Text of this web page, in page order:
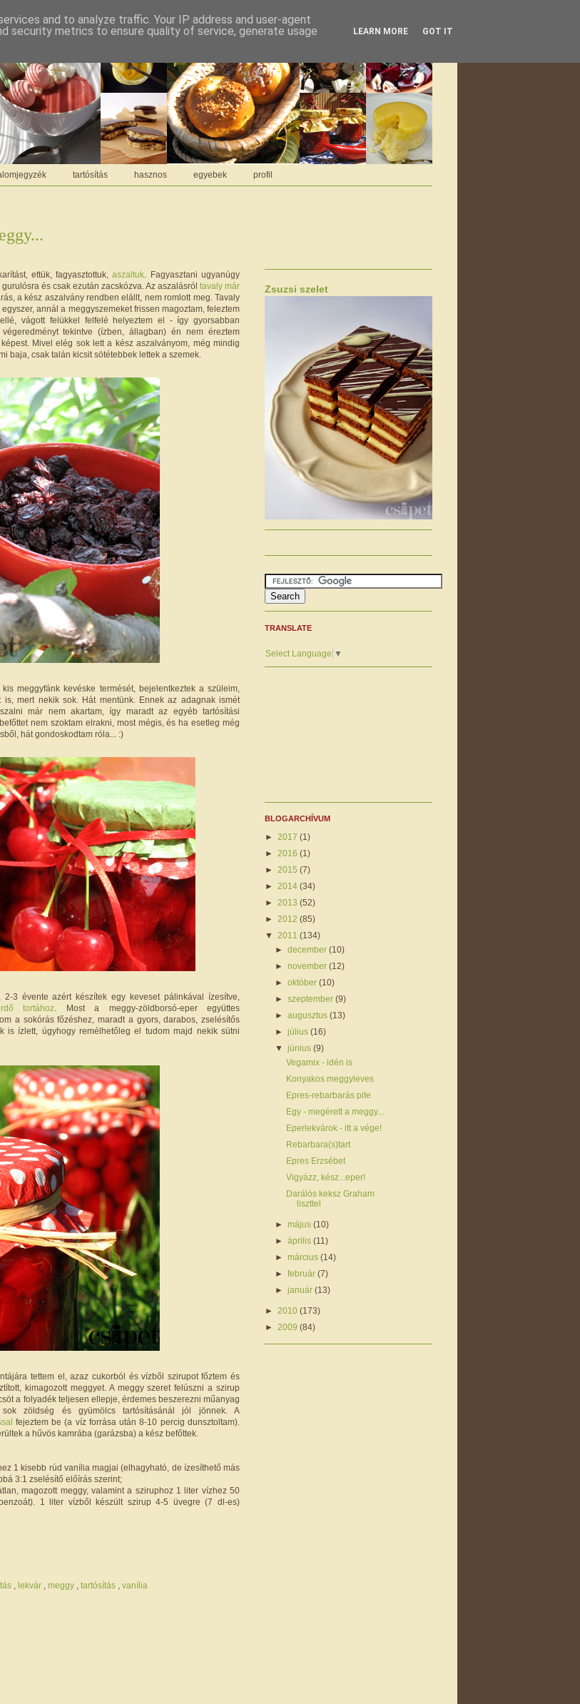
tartósítás hasznos egyebek profil
ettük, fagyasztottuk,aszaltuk . Fagyasztani ugyanúgy
gurulósra és csak ezután zacskózva. Az aszalásról tavaly már
a kész aszalvány rendben elállt, nem romlott meg. Tavaly
annál a meggyszemeket frissen magoztam, feleztem
vágott felükkel felfelé helyeztem el - így gyorsabban
tekintve (ízben, állagban) én nem éreztem
Mivel elég sok lett a kész aszalványom, még mindig
baja, csak talán kicsit sötétebbek lettek a szemek.
meggyfánk kevéske termését, bejelentkeztek a szüleim,
mert nekik sok. Hát mentünk. Ennek az adagnak ismét
már nem akartam, így maradt az egyéb tartósítási
nem szoktam elrakni, most mégis, és ha esetleg még
hát gondoskodtam róla... :)
3 évente azért készítek egy keveset pálinkával ízesítve,
tortához . Most a meggy-zöldborsó-eper együttes
a sokórás főzéshez, maradt a gyors, darabos, zselésítős
is ízlett, úgyhogy remélhetőleg el tudom majd nekik sütni
tettem el, azaz cukorból és vízből szirupot főztem és
kimagozott meggyet. A meggy szeret felúszni a szirup
a folyadék teljesen ellepje, érdemes beszerezni műanyag
sok zöldség és gyümölcs tartósításánál jól jönnek. A
fejeztem be (a víz forrása után 8-10 percig dunsztoltam).
a hűvös kamrába (garázsba) a kész befőttek.
1 kisebb rúd vanília magjai (elhagyható, de ízesíthető más
3:1 zselésítő előírás szerint;
magozott meggy, valamint a sziruphoz 1 liter vízhez 50
1 liter vízből készült szirup 4-5 üvegre (7 dl-es)
lekvár meggy tartósítás vanília
Zsuzsi szelet
TRANSLATE
Select Language ▼
BLOGARCHÍVUM
► 2017 (1)
► 2016 (1)
► 2015 (7)
► 2014 (34)
► 2013 (52)
► 2012 (85)
▼ 2011 (134)
►december(10)
►november(12)
►október(10)
►szeptember(9)
►augusztus(13)
►július(16)
▼június(9)
Vegamix - idén is
Konyakos meggyleves
Epres-rebarbarás pite
Egy - megérett a meggy...
Eperlekvárok - itt a vége!
Rebarbara(s)tart
Epres Erzsébet
Vigyázz, kész...eper!
Darálós keksz Graham
liszttel
►május(10)
►április(11)
►március(14)
►február(7)
►január(13)
► 2010 (173)
► 2009 (84)
and to analyze traffic. Your IP address and user-agent
security metrics to ensure quality of service, generate usage
LEARN MORE GOT IT